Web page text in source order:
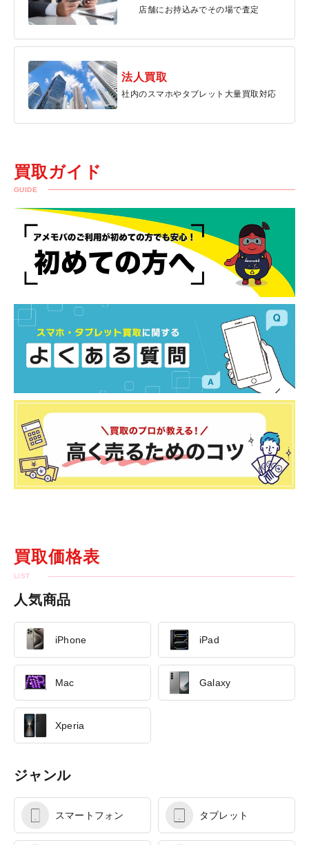
店舗にお持込みでその場で査定
法人買取
社内のスマホやタブレット大量買取対応
買取ガイド
GUIDE
買取価格表
人気商品
iPhone iPad
Mac Galaxy
Xperia
ジャンル
スマートフォン タブレット